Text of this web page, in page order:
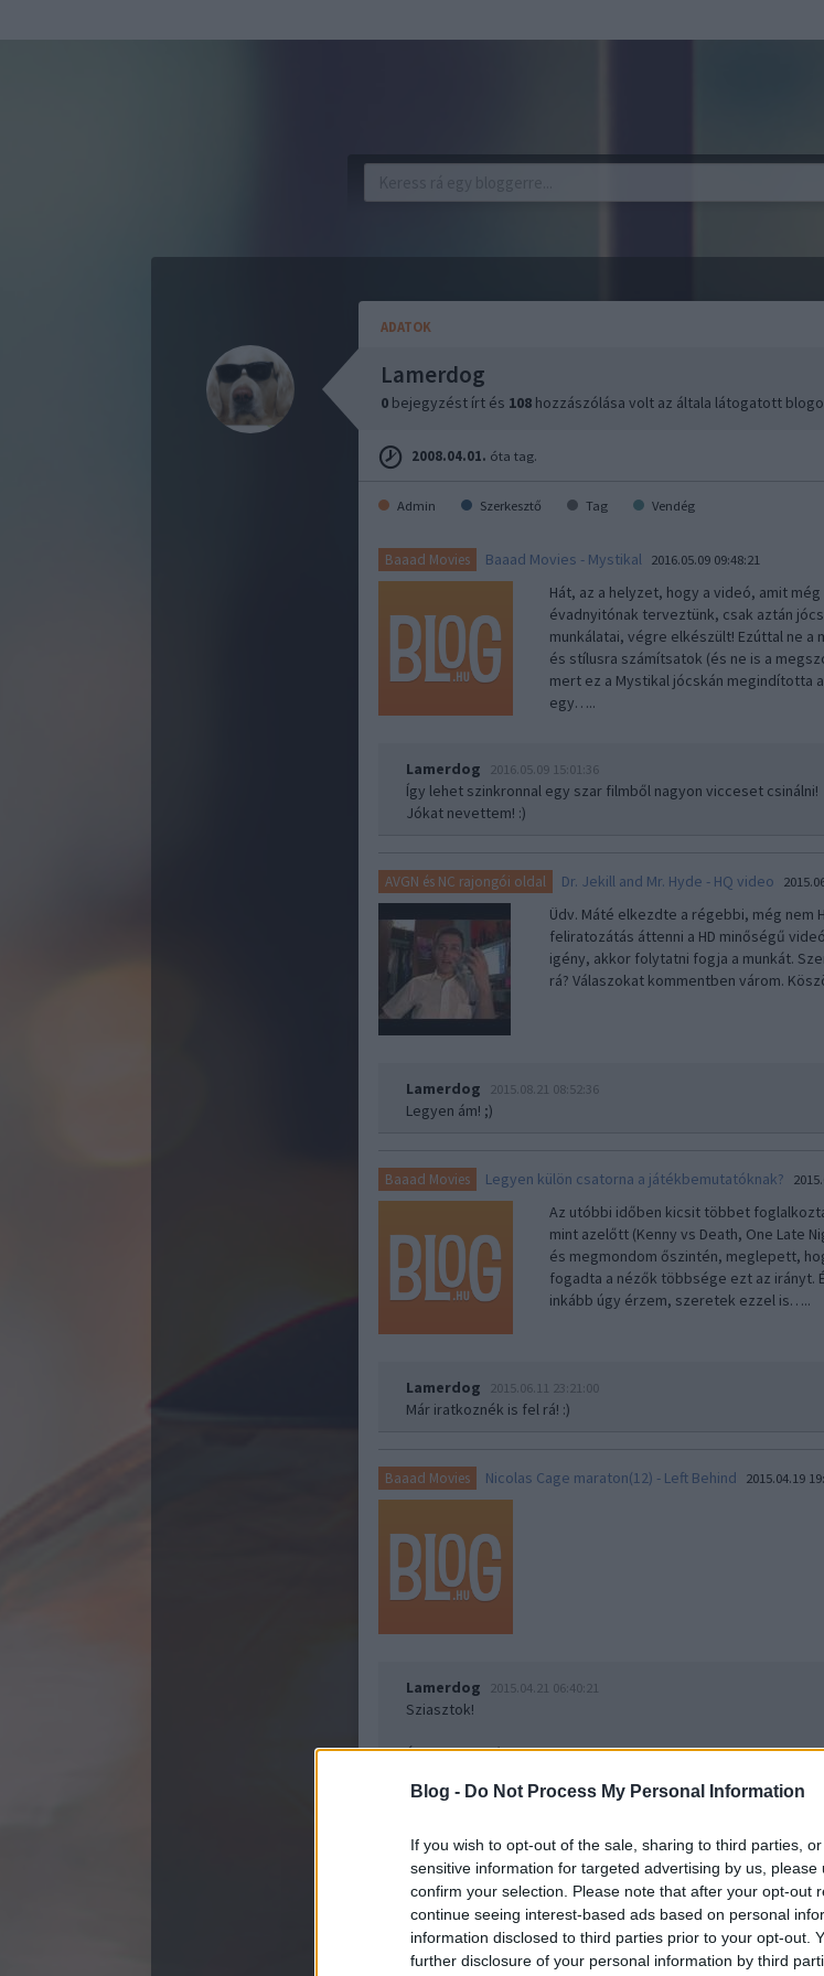
Blog - Do Not Process My Personal Information
If you wish to opt-out of the sale, sharing to third parties,
sensitive information for targeted advertising by us,
confirm your selection. Please note that after your opt-out
continue seeing interest-based ads based on personal
information disclosed to third parties prior to your opt-out.
further disclosure of your personal information by third
ADATOK
Lamerdog
0 bejegyzést írt és 108 hozzászólása volt az általa látogatott
2008.04.01. óta tag.
Admin Szerkesztő Tag Vendég
Baaad Movies Baaad Movies - Mystikal 2016.05.09 09:48:21
Hát, az a helyzet, hogy a videó, amit még
évadnyitónak terveztünk, csak aztán
munkálatai, végre elkészült! Ezúttal ne
és stílusra számítsatok (és ne is a
mert ez a Mystikal jócskán megindította
egy…..
Lamerdog 2016.05.09 15:01:36
Így lehet szinkronnal egy szar filmből nagyon vicceset csinálni!
Jókat nevettem! :)
AVGN és NC rajongói oldal Dr. Jekill and Mr. Hyde - HQ video
Üdv. Máté elkezdte a régebbi, még nem
feliratozátás áttenni a HD minőségű
igény, akkor folytatni fogja a munkát.
rá? Válaszokat kommentben várom.
Lamerdog 2015.08.21 08:52:36
Legyen ám! ;)
Baaad Movies Legyen külön csatorna a játékbemutatóknak?
Az utóbbi időben kicsit többet
mint azelőtt (Kenny vs Death, One Late
és megmondom őszintén, meglepett,
fogadta a nézők többsége ezt az irányt.
inkább úgy érzem, szeretek ezzel is…..
Lamerdog 2015.06.11 23:21:00
Már iratkoznék is fel rá! :)
Baaad Movies Nicolas Cage maraton(12) - Left Behind 2015.04.19
Lamerdog 2015.04.21 06:40:21
Sziasztok!
Érdekes videó volt nagyon!
csak Reformátusba.
Egyébként nincsen olyan, hogy tökéletes vallás és a Biblia
szajkózhat, az Én egyéni véleményem, hogy az állatoknak
Némely embernél még sokkal nagyobb is! ;)
Csak így tovább Baaad Movies!